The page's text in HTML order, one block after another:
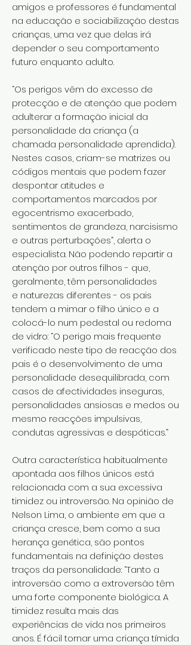
amigos e professores é fundamental
na educação e sociabilização destas
crianças, uma vez que delas irá
depender o seu comportamento
futuro enquanto adulto.
“Os perigos vêm do excesso de
protecção e de atenção que podem
adulterar a formação inicial da
personalidade da criança (a
chamada personalidade aprendida).
Nestes casos, criam-se matrizes ou
códigos mentais que podem fazer
despontar atitudes e
comportamentos marcados por
egocentrismo exacerbado,
sentimentos de grandeza, narcisismo
e outras perturbações”, alerta o
especialista. Não podendo repartir a
atenção por outros filhos - que,
geralmente, têm personalidades
e naturezas diferentes - os pais
tendem a mimar o filho único e a
colocá-lo num pedestal ou redoma
de vidro: “O perigo mais frequente
verificado neste tipo de reacção dos
pais é o desenvolvimento de uma
personalidade desequilibrada, com
casos de afectividades inseguras,
personalidades ansiosas e medos ou
mesmo reacções impulsivas,
condutas agressivas e despóticas.”
Outra característica habitualmente
apontada aos filhos únicos está
relacionada com a sua excessiva
timidez ou introversão. Na opinião de
Nelson Lima, o ambiente em que a
criança cresce, bem como a sua
herança genética, são pontos
fundamentais na definição destes
traços da personalidade: “Tanto a
introversão como a extroversão têm
uma forte componente biológica. A
timidez resulta mais das
experiências de vida nos primeiros
anos. É fácil tornar uma criança tímida